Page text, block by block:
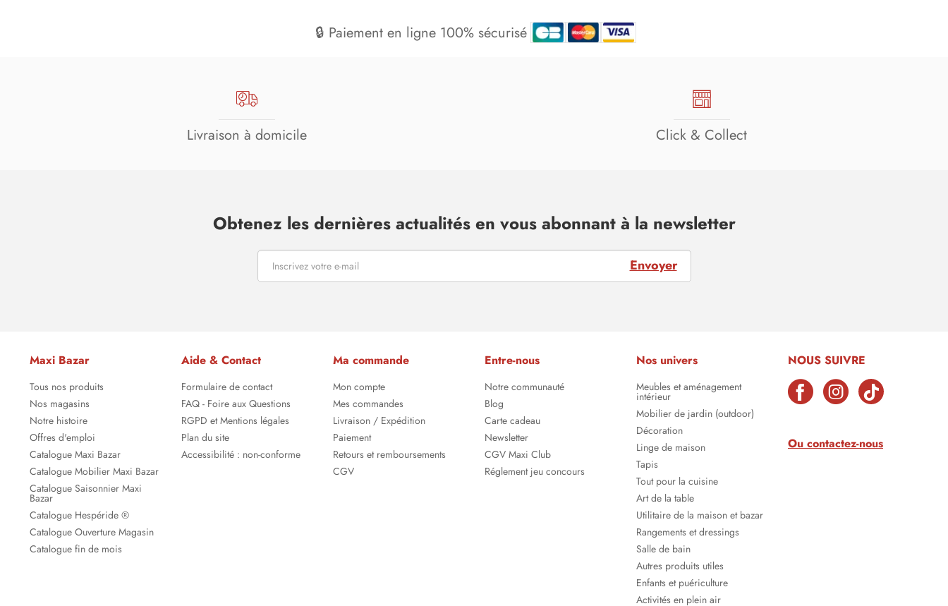
🔒 Paiement en ligne 100% sécurisé
Livraison à domicile Click & Collect
Obtenez les dernières actualités en vous abonnant à la newsletter
Envoyer
Maxi Bazar
Tous nos produits
Nos magasins
Notre histoire
Offres d'emploi
Catalogue Maxi Bazar
Catalogue Mobilier Maxi Bazar
Catalogue Saisonnier Maxi
Bazar
Catalogue Hespéride ®
Catalogue Ouverture Magasin
Catalogue fin de mois
Aide & Contact
Formulaire de contact
FAQ - Foire aux Questions
RGPD et Mentions légales
Plan du site
Accessibilité : non-conforme
Ma commande
Mon compte
Mes commandes
Livraison / Expédition
Paiement
Retours et remboursements
CGV
Entre-nous
Notre communauté
Blog
Carte cadeau
Newsletter
CGV Maxi Club
Réglement jeu concours
Nos univers
Meubles et aménagement
intérieur
Mobilier de jardin (outdoor)
Décoration
Linge de maison
Tapis
Tout pour la cuisine
Art de la table
Utilitaire de la maison et bazar
Rangements et dressings
Salle de bain
Autres produits utiles
Enfants et puériculture
Activités en plein air
NOUS SUIVRE
Ou contactez-nous